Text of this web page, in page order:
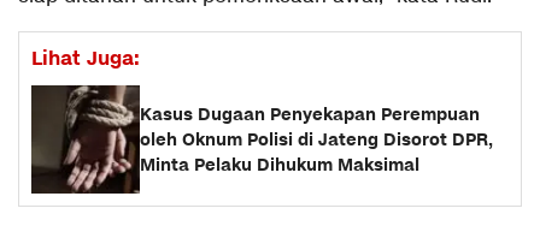
Lihat Juga:
Kasus Dugaan Penyekapan Perempuan
oleh Oknum Polisi di Jateng Disorot DPR,
Minta Pelaku Dihukum Maksimal